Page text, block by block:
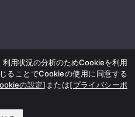
用状況の分析のためCookieを利用
ることでCookieの使用に同意する
の設定] または[プライバシーポ